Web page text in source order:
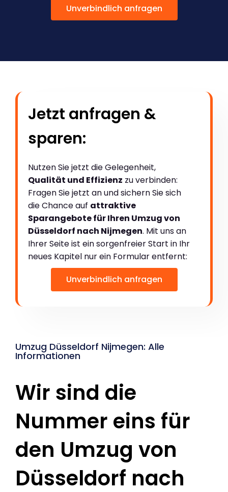
Unverbindlich anfragen
Jetzt anfragen &
sparen:
Nutzen Sie jetzt die Gelegenheit,
Qualität und Effizienz zu verbinden:
Fragen Sie jetzt an und sichern Sie sich
die Chance auf attraktive
Sparangebote für Ihren Umzug von
Düsseldorf nach Nijmegen. Mit uns an
Ihrer Seite ist ein sorgenfreier Start in Ihr
neues Kapitel nur ein Formular entfernt:
Unverbindlich anfragen
Umzug Düsseldorf Nijmegen: Alle
Informationen
Wir sind die
Nummer eins für
den Umzug von
Düsseldorf nach